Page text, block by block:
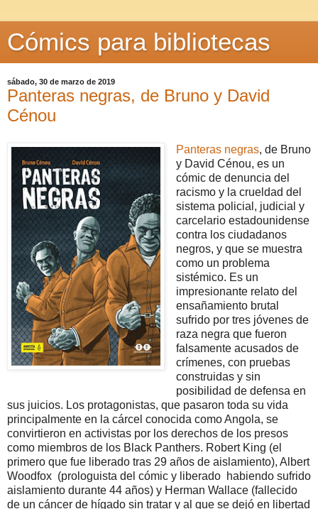
Cómics para bibliotecas
sábado, 30 de marzo de 2019
Panteras negras, de Bruno y David
Cénou
Panteras negras, de Bruno
y David Cénou, es un
cómic de denuncia del
racismo y la crueldad del
sistema policial, judicial y
carcelario estadounidense
contra los ciudadanos
negros, y que se muestra
como un problema
sistémico. Es un
impresionante relato del
ensañamiento brutal
sufrido por tres jóvenes de
raza negra que fueron
falsamente acusados de
crímenes, con pruebas
construidas y sin
posibilidad de defensa en
sus juicios. Los protagonistas, que pasaron toda su vida
principalmente en la cárcel conocida como Angola, se
convirtieron en activistas por los derechos de los presos
como miembros de los Black Panthers. Robert King (el
primero que fue liberado tras 29 años de aislamiento), Albert
Woodfox (prologuista del cómic y liberado habiendo sufrido
aislamiento durante 44 años) y Herman Wallace (fallecido
de un cáncer de hígado sin tratar y al que se dejó en libertad